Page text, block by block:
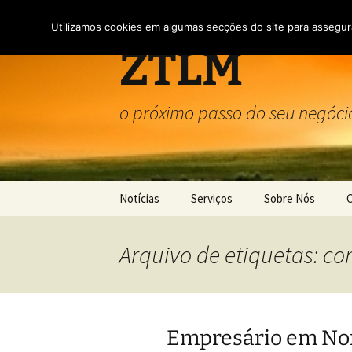
ZTLM
o próximo passo do seu
Notícias Serviços
Domiciliação de Empresas
Sobre Nós
Utilização de
Arquivo de etiquetas:
Empresário em
Utilizamos cookies em algumas secções do site para